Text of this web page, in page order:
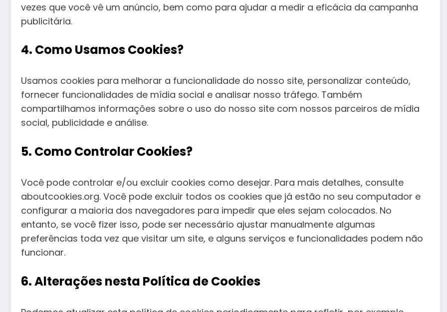
vezes que você vê um anúncio, bem como para ajudar a medir a eficácia da campanha
publicitária.
4. Como Usamos Cookies?
Usamos cookies para melhorar a funcionalidade do nosso site, personalizar conteúdo,
fornecer funcionalidades de mídia social e analisar nosso tráfego. Também
compartilhamos informações sobre o uso do nosso site com nossos parceiros de mídia
social, publicidade e análise.
5. Como Controlar Cookies?
Você pode controlar e/ou excluir cookies como desejar. Para mais detalhes, consulte
aboutcookies.org. Você pode excluir todos os cookies que já estão no seu computador e
configurar a maioria dos navegadores para impedir que eles sejam colocados. No
entanto, se você fizer isso, pode ser necessário ajustar manualmente algumas
preferências toda vez que visitar um site, e alguns serviços e funcionalidades podem não
funcionar.
6. Alterações nesta Política de Cookies